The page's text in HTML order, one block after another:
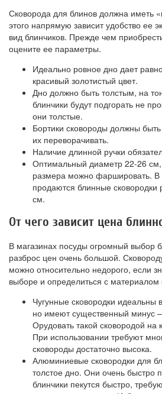
Сковорода для блинов должна иметь
этого напрямую зависит удобство ее
вид блинчиков. Прежде чем
оцените ее параметры.
Идеально ровное дно дает
красивый золотистый цвет.
Дно должно быть толстым, на
блинчики будут подгорать не
они толстые.
Бортики сковороды должны
их переворачивать.
Наличие длинной ручки
Оптимальный диаметр 22-26 см,
размера можно фаршировать.
продаются блинные
см.
От чего зависит цена
В магазинах посуды огромный выбор
разброс цен очень большой.
можно относительно недорого, если
выборе и определиться с материалом
Чугунные сковородки идеальны
но имеют существенный минус
Орудовать такой сковородой на
При использовании требуют
сковороды достаточно высока.
Алюминиевые сковородки для
толстое дно. Они очень быстро
блинчики пекутся быстро,